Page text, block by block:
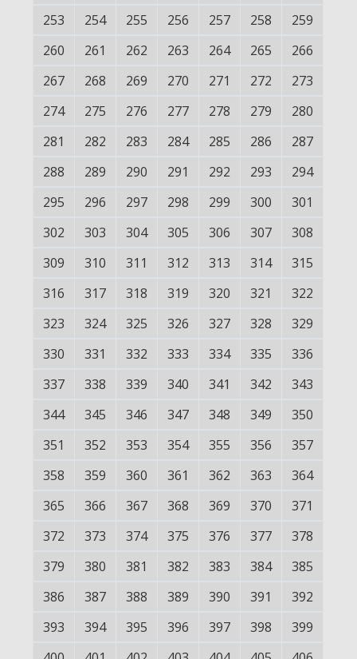
253
254 255 256 257 258
259
260
261 262 263 264 265
266
267
268 269 270 271 272
273
274
275 276 277 278 279
280
281
282 283 284 285 286
287
288
289 290 291 292 293
294
295
296 297 298 299 300
301
302
303 304 305 306 307
308
309
310 311 312 313 314
315
316
317 318 319 320 321
322
323
324 325 326 327 328
329
330
331 332 333 334 335
336
337
338 339 340 341 342
343
344
345 346 347 348 349
350
351
352 353 354 355 356
357
358
359 360 361 362 363
364
365
366 367 368 369 370
371
372
373 374 375 376 377
378
379
380 381 382 383 384
385
386
387 388 389 390 391
392
393
394 395 396 397 398
399